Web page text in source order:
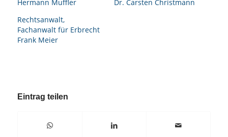
Hermann Muffler
Dr. Carsten Christmann
Rechtsanwalt,
Fachanwalt für Erbrecht
Frank Meier
Eintrag teilen